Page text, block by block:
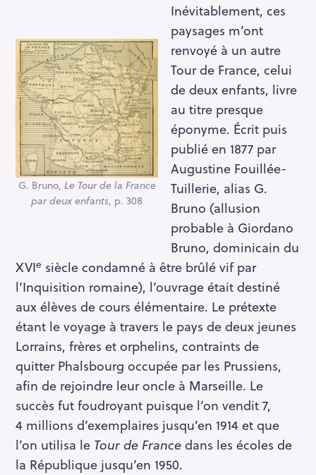
G. Bruno, Le Tour de la France
par deux enfants, p. 308
Inévitablement, ces
paysages m’ont
renvoyé à un autre
Tour de France, celui
de deux enfants, livre
au titre presque
éponyme. Écrit puis
publié en 1877 par
Augustine Fouillée-
Tuillerie, alias G.
Bruno (allusion
probable à Giordano
Bruno, dominicain du
XVIe siècle condamné à être brûlé vif par
l’Inquisition romaine), l’ouvrage était destiné
aux élèves de cours élémentaire. Le prétexte
étant le voyage à travers le pays de deux jeunes
Lorrains, frères et orphelins, contraints de
quitter Phalsbourg occupée par les Prussiens,
afin de rejoindre leur oncle à Marseille. Le
succès fut foudroyant puisque l’on vendit 7,
4 millions d’exemplaires jusqu’en 1914 et que
l’on utilisa le Tour de Francedans les écoles de
la République jusqu’en 1950.